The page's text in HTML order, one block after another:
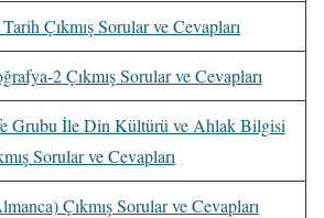
Çıkmış Sorular ve Cevapları
2 Çıkmış Sorular ve Cevapları
Grubu İle Din Kültürü ve Ahlak Bilgisi
Sorular ve Cevapları
Çıkmış Sorular ve Cevapları